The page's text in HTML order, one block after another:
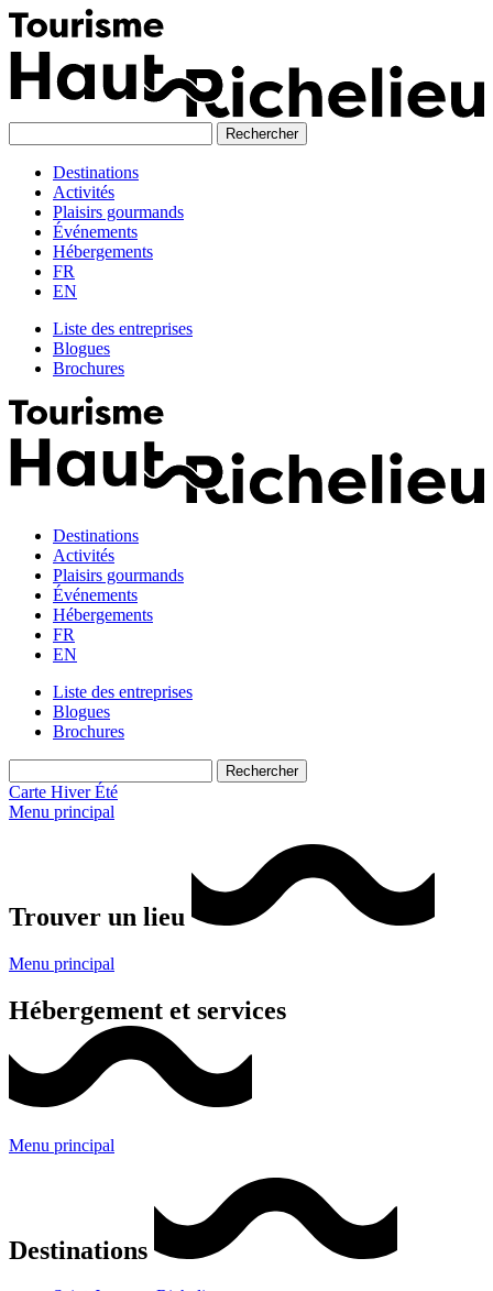
Skip
to
content
Destinations
Activités
Plaisirs gourmands
Événements
Hébergements
FR
EN
Liste des entreprises
Blogues
Brochures
Destinations
Activités
Plaisirs gourmands
Événements
Hébergements
FR
EN
Liste des entreprises
Blogues
Brochures
Carte Hiver Été
Menu principal
Trouver un lieu
Menu principal
Hébergement et services
Menu principal
Destinations